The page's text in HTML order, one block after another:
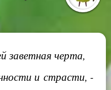
заветная черта,
и страсти, -